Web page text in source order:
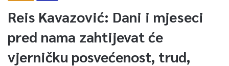
Reis Kavazović: Dani i mjeseci
pred nama zahtijevat će
vjerničku posvećenost, trud,